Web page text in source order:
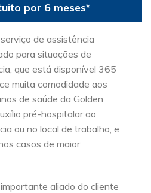
por 6 meses*
de assistência
para situações de
que está disponível 365
muita comodidade aos
de saúde da Golden
pré-hospitalar ao
ou no local de trabalho, e
casos de maior
aliado do cliente